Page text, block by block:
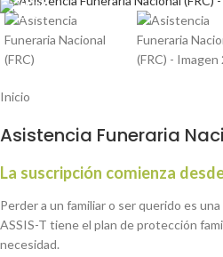
Inicio
Asistencia Funeraria
La suscripción comienza
Perder a un familiar o ser querido es
ASSIS-T tiene el plan de protección
necesidad.